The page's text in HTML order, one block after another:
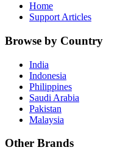
Home
Support Articles
Browse by Country
India
Indonesia
Philippines
Saudi Arabia
Pakistan
Malaysia
Other Brands